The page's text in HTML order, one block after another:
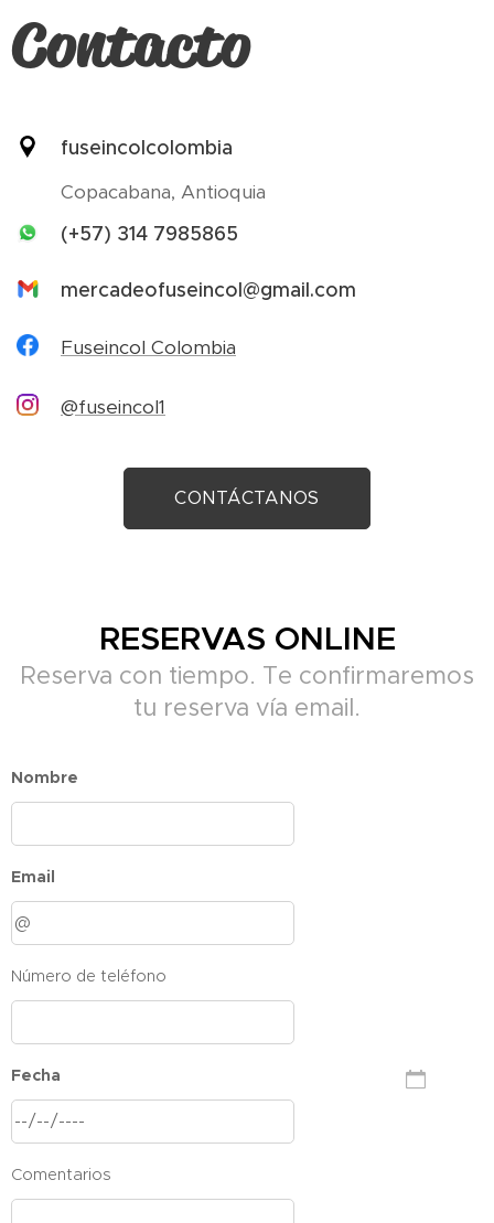
Contacto
fuseincolcolombia
Copacabana, Antioquia
(+57) 314 7985865
mercadeofuseincol@gmail.com
Fuseincol Colombia
@fuseincol1
CONTÁCTANOS
RESERVAS ONLINE
Reserva con tiempo. Te confirmaremos
tu reserva vía email.
Nombre
Email
Número de teléfono
Fecha
Comentarios